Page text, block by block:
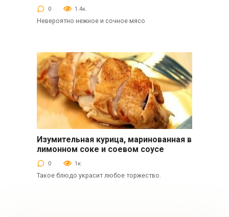
0 1.4к.
Невероятно нежное и сочное мясо
Вторые блюда
Изумительная курица, маринованная в
лимонном соке и соевом соусе
0 1к.
Такое блюдо украсит любое торжество.